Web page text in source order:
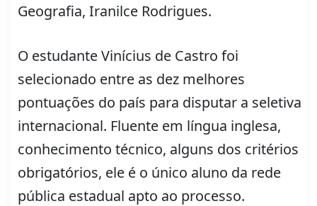
Geografia, Iranilce Rodrigues.
O estudante Vinícius de Castro foi
selecionado entre as dez melhores
pontuações do país para disputar a seletiva
internacional. Fluente em língua inglesa,
conhecimento técnico, alguns dos critérios
obrigatórios, ele é o único aluno da rede
pública estadual apto ao processo.